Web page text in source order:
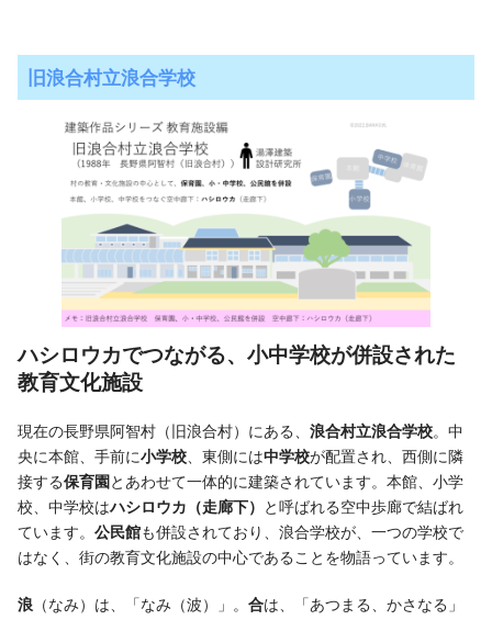
旧浪合村立浪合学校
ハシロウカでつながる、 小中学校が併設された
教育文化施設
現在の長野県阿智村（旧浪合村）にある、 浪合村立浪合学校。中
央に本館、手前に小学校、東側には中学校が配置され、西側に隣
接する保育園 とあわせて一体的に建築されています。本館、小学
校、中学校はハシロウカ（走廊下）
と呼ばれる空中歩廊で結ばれ
ています。 公民館も併設されており、浪合学校が、一つの学校で
はなく、街の教育文化施設の中心であることを物語っています。
浪 （なみ）は、「なみ（波）」。 合は、「あつまる、かさなる」